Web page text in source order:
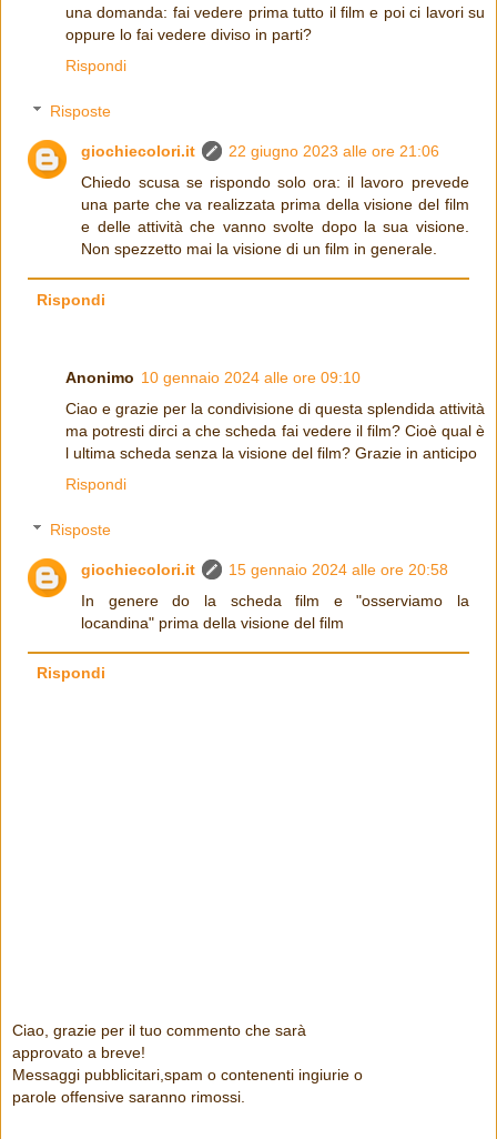
una domanda: fai vedere prima tutto il film e poi ci lavori su
oppure lo fai vedere diviso in parti?
Rispondi
Risposte
giochiecolori.it
22 giugno 2023 alle ore 21:06
Chiedo scusa se rispondo solo ora: il lavoro prevede
una parte che va realizzata prima della visione del film
e delle attività che vanno svolte dopo la sua visione.
Non spezzetto mai la visione di un film in generale.
Rispondi
Anonimo 10 gennaio 2024 alle ore 09:10
Ciao e grazie per la condivisione di questa splendida attività
ma potresti dirci a che scheda fai vedere il film? Cioè qual è
l ultima scheda senza la visione del film? Grazie in anticipo
Rispondi
Risposte
giochiecolori.it
15 gennaio 2024 alle ore 20:58
In genere do la scheda film e "osserviamo la
locandina" prima della visione del film
Rispondi
Ciao, grazie per il tuo commento che sarà
approvato a breve!
Messaggi pubblicitari,spam o contenenti ingiurie o
parole offensive saranno rimossi.